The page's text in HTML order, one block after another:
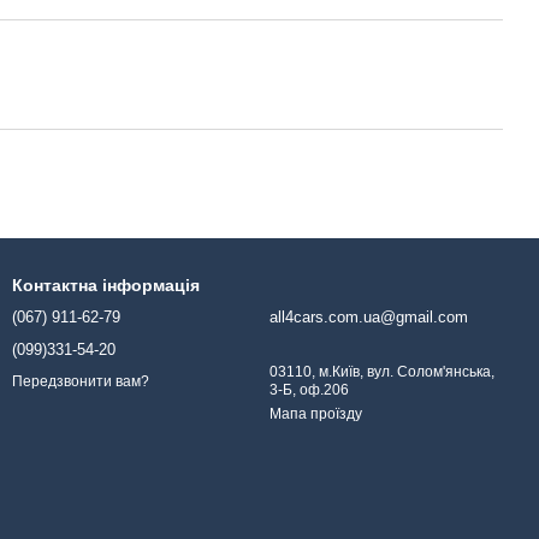
Контактна інформація
(067) 911-62-79
(099)331-54-20
Передзвонити вам?
all4cars.com.ua@gmail.com
03110, м.Київ, вул. Солом'янська,
3-Б, оф.206
Мапа проїзду